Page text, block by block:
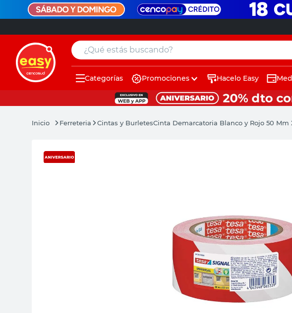
¿Qué estás buscando?
Categorías Promociones Hacelo Easy
Ferreteria Cintas y BurletesCinta Demarcatoria Blanco y Rojo 50 Mm
muebles